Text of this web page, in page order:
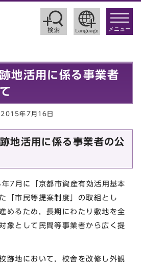
toggle
メニュー
地活用に係る事業者
2015年7月16日
地活用に係る事業者の公
7月に「京都市資産有効活用基本
「市民等提案制度」の取組とし
めるため，長期にわたり敷地を全
象として民間等事業者から広く提
跡地において，校舎を改修し外観